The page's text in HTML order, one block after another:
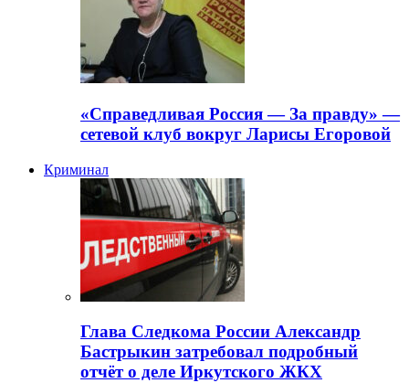
«Справедливая Россия — За правду» —
сетевой клуб вокруг Ларисы Егоровой
Криминал
Глава Следкома России Александр
Бастрыкин затребовал подробный
отчёт о деле Иркутского ЖКХ